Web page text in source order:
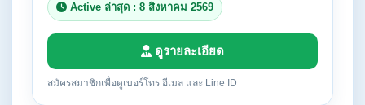
Active ล่าสุด : 8 สิงหาคม 2569
ดูรายละเอียด
สมัครสมาชิกเพื่อดูเบอร์โทร อีเมล และ Line ID